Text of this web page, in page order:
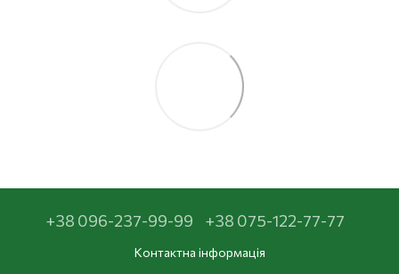
+38 096-237-99-99 +38 075-122-77-77
Контактна інформація